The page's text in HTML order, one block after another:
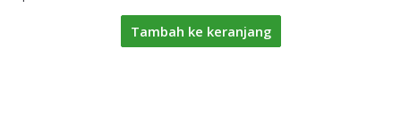
Tambah ke keranjang